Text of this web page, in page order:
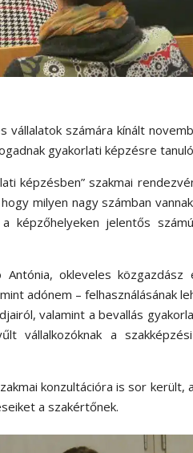
vállalatok számára kínált
gyakorlati képzésre
képzésben” szakmai
milyen nagy számban
képzőhelyeken jelentős
Antónia, okleveles
adónem – felhasználásának
valamint a bevallás
vállalkozóknak a
konzultációra is sor
a szakértőnek.